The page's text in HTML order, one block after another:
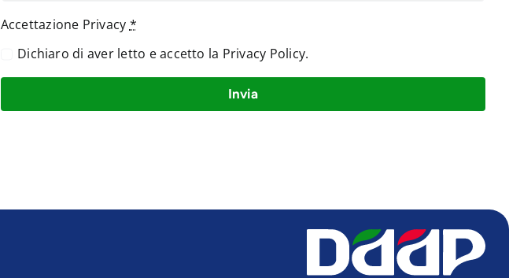
Accettazione Privacy *
Dichiaro di aver letto e accetto la Privacy Policy.
Invia